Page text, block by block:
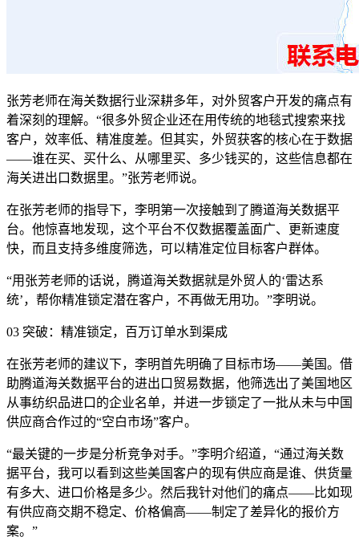
张芳老师在海关数据行业深耕多年，对外贸客户开发的痛点有
着深刻的理解。“很多外贸企业还在用传统的地毯式搜索来找
客户，效率低、精准度差。但其实，外贸获客的核心在于数据
——谁在买、买什么、从哪里买、多少钱买的，这些信息都在
海关进出口数据里。”张芳老师说。
在张芳老师的指导下，李明第一次接触到了腾道海关数据平
台。他惊喜地发现，这个平台不仅数据覆盖面广、更新速度
快，而且支持多维度筛选，可以精准定位目标客户群体。
“用张芳老师的话说，腾道海关数据就是外贸人的‘雷达系
统’，帮你精准锁定潜在客户，不再做无用功。”李明说。
03 突破：精准锁定，百万订单水到渠成
在张芳老师的建议下，李明首先明确了目标市场——美国。借
助腾道海关数据平台的进出口贸易数据，他筛选出了美国地区
从事纺织品进口的企业名单，并进一步锁定了一批从未与中国
供应商合作过的“空白市场”客户。
“最关键的一步是分析竞争对手。”李明介绍道，“通过海关数
据平台，我可以看到这些美国客户的现有供应商是谁、供货量
有多大、进口价格是多少。然后我针对他们的痛点——比如现
有供应商交期不稳定、价格偏高——制定了差异化的报价方
案。”